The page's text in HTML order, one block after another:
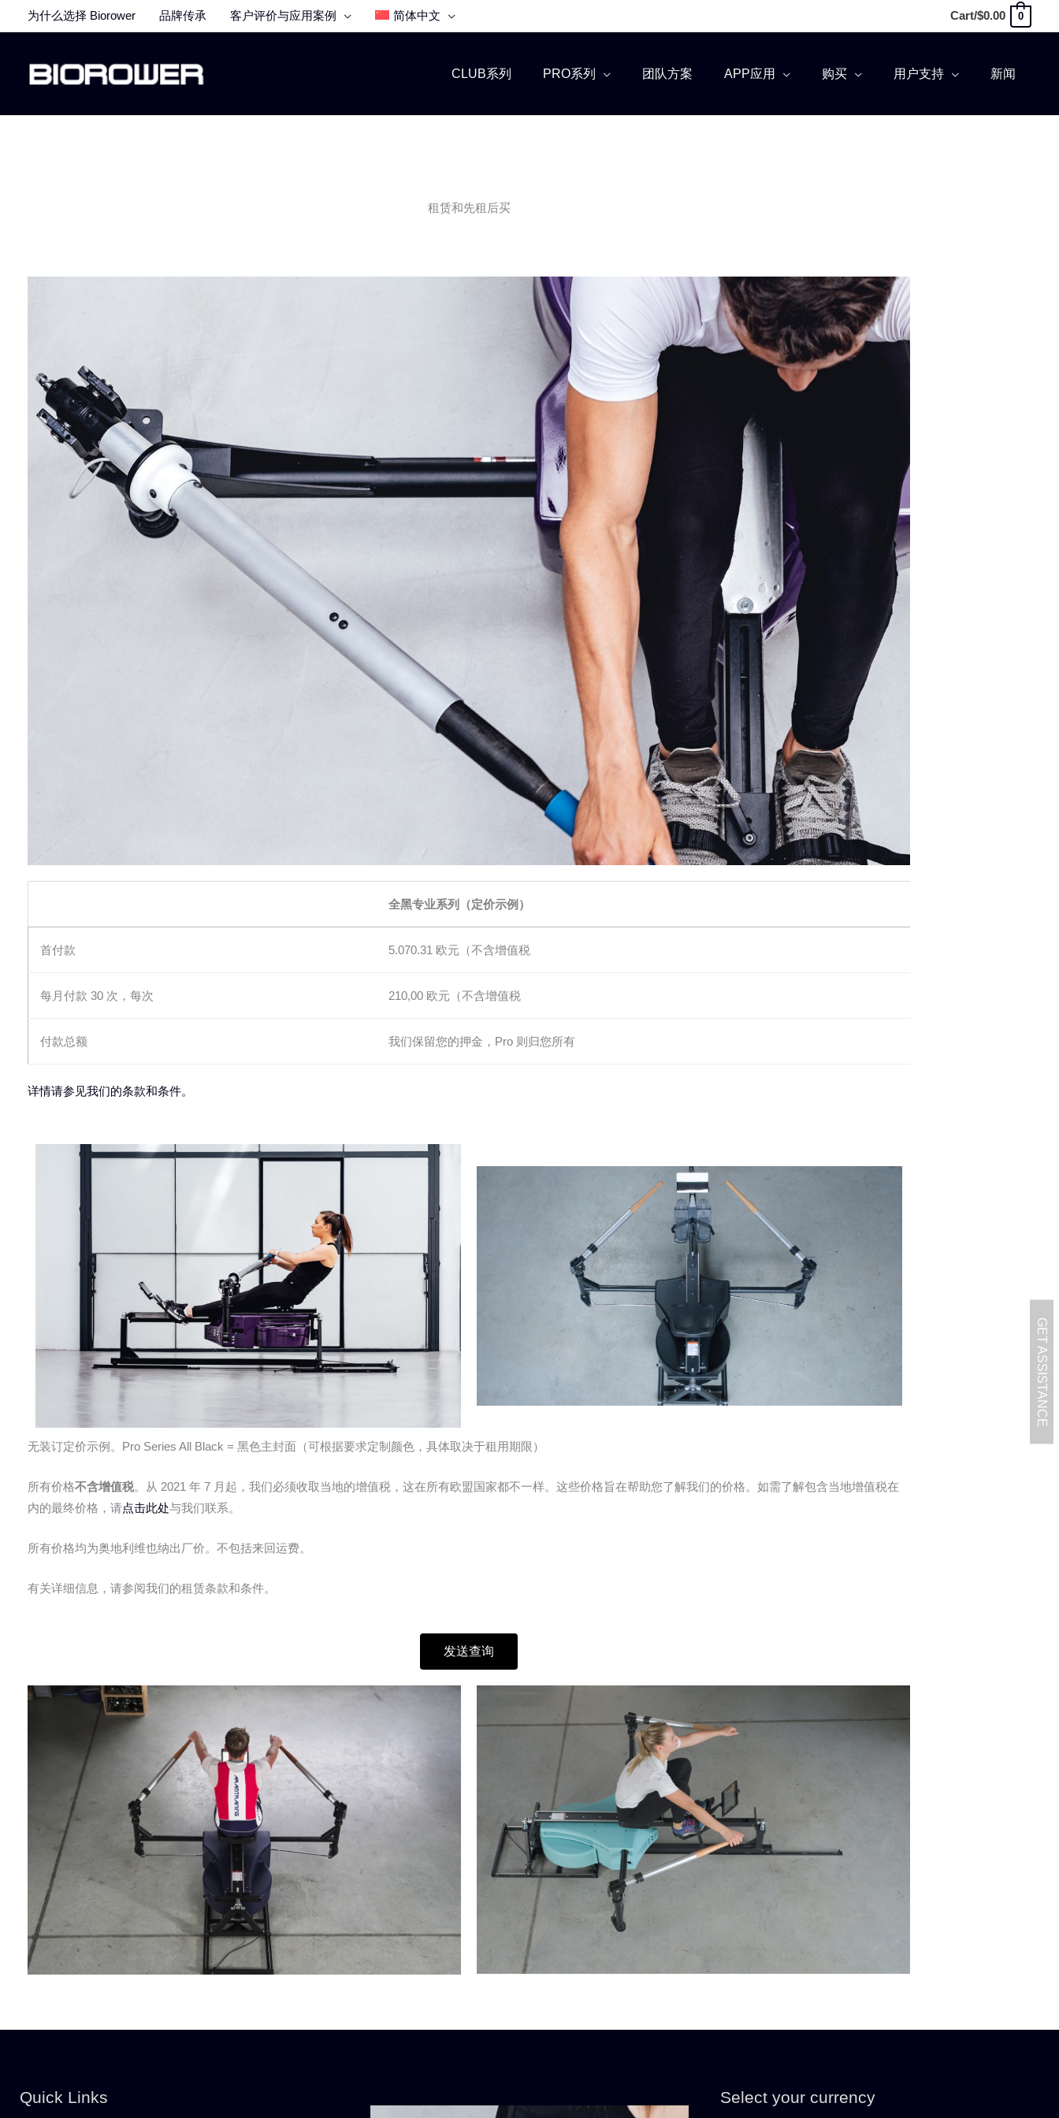
至
为什么选择 Biorower 品牌传承 客户评价与应用案例 简体中文 Cart/$0.00 0
CLUB系列 PRO系列 团队方案 APP应用 购买 用户支持 新闻
租赁和先租后买
全黑专业系列（定价示例）
首付款 5.070.31 欧元（不含增值税
每月付款 30 次，每次 210,00 欧元（不含增值税
付款总额 我们保留您的押金，Pro 则归您所有
详情请参见我们的条款和条件。
无装订定价示例。Pro Series All Black = 黑色主封面（可根据要求定制颜色，具体取决于租用期限）
所有价格不含增值税。从 2021 年 7 月起，我们必须收取当地的增值税，这在所有欧盟国家都不一样。这些价格旨在帮助您了解我们的价格。如需了解包含当地增值税在
内的最终价格，请点击此处与我们联系。
所有价格均为奥地利维也纳出厂价。不包括来回运费。
有关详细信息，请参阅我们的租赁条款和条件。
发送查询
Quick Links Select your currency
GET ASSISTANCE